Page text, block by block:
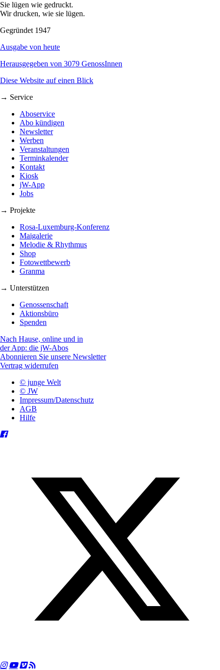
Sie lügen wie gedruckt.
Wir drucken, wie sie lügen.
Gegründet 1947
Ausgabe von heute
Herausgegeben von 3079 GenossInnen
Diese Website auf einen Blick
→ Service
Aboservice
Abo kündigen
Newsletter
Werben
Veranstaltungen
Terminkalender
Kontakt
Kiosk
jW-App
Jobs
→ Projekte
Rosa-Luxemburg-Konferenz
Maigalerie
Melodie & Rhythmus
Shop
Fotowettbewerb
Granma
→ Unterstützen
Genossenschaft
Aktionsbüro
Spenden
Nach Hause, online und in
der App: die jW-Abos
Abonnieren Sie unsere Newsletter
Vertrag widerrufen
© junge Welt
© JW
Impressum/Datenschutz
AGB
Hilfe